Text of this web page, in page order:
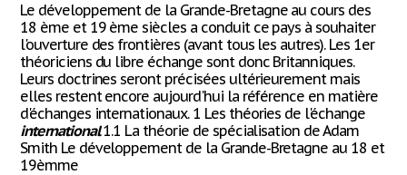
Le développement de la Grande-Bretagne au cours des
18 ème et 19 ème siècles a conduit ce pays à souhaiter
l'ouverture des frontières (avant tous les autres). Les 1er
théoriciens du libre échange sont donc Britanniques.
Leurs doctrines seront précisées ultérieurement mais
elles restent encore aujourd'hui la référence en matière
d'échanges internationaux. 1 Les théories de l'échange
international1.1 La théorie de spécialisation de Adam
Smith Le développement de la Grande-Bretagne au 18 et
19èmme